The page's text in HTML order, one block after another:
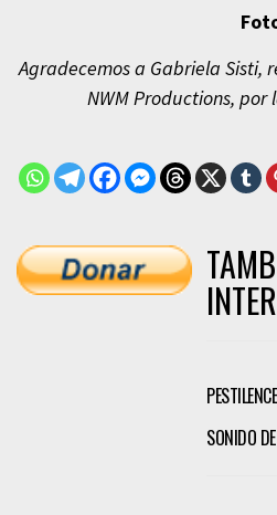
Agradecemos a Gabriela Sisti,
NWM Productions,
SONIDO